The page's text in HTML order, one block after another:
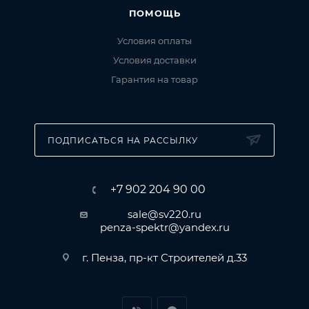
ПОМОЩЬ
Условия оплаты
Условия доставки
Гарантия на товар
ПОДПИСАТЬСЯ НА РАССЫЛКУ
+7 902 204 90 00
sale@sv220.ru
penza-spektr@yandex.ru
г. Пенза, пр-кт Строителей д.33